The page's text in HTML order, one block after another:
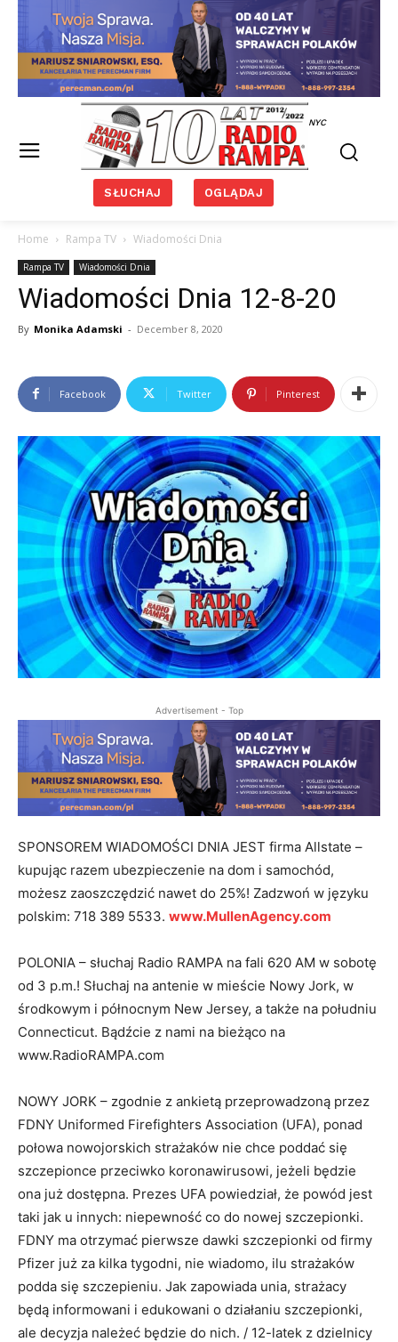
NYC
SŁUCHAJ OGLĄDAJ
Home Rampa TV Wiadomości Dnia
Rampa TV Wiadomości Dnia
Wiadomości Dnia 12-8-20
By Monika Adamski - December 8, 2020
Facebook Twitter Pinterest
Advertisement - Top
SPONSOREM WIADOMOŚCI DNIA JEST firma Allstate –
kupując razem ubezpieczenie na dom i samochód,
możesz zaoszczędzić nawet do 25%! Zadzwoń w języku
polskim: 718 389 5533. www.MullenAgency.com
POLONIA – słuchaj Radio RAMPA na fali 620 AM w sobotę
od 3 p.m.! Słuchaj na antenie w mieście Nowy Jork, w
środkowym i północnym New Jersey, a także na południu
Connecticut. Bądźcie z nami na bieżąco na
www.RadioRAMPA.com
NOWY JORK – zgodnie z ankietą przeprowadzoną przez
FDNY Uniformed Firefighters Association (UFA), ponad
połowa nowojorskich strażaków nie chce poddać się
szczepionce przeciwko koronawirusowi, jeżeli będzie
ona już dostępna. Prezes UFA powiedział, że powód jest
taki jak u innych: niepewność co do nowej szczepionki.
FDNY ma otrzymać pierwsze dawki szczepionki od firmy
Pfizer już za kilka tygodni, nie wiadomo, ilu strażaków
podda się szczepieniu. Jak zapowiada unia, strażacy
będą informowani i edukowani o działaniu szczepionki,
ale decyzja należeć będzie do nich. / 12-latek z dzielnicy